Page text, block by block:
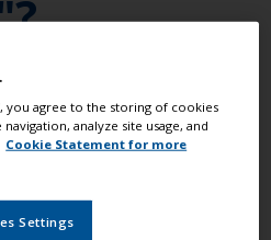
mide la cantidad de agua
comparándolo con la
que puede ser mantenida
Por ejemplo, si la
° C, esto implicaría que el
máximo de vapor de
a 23 ° C. 100% de
you agree to the storing of cookies
analyze site usage, and
Cookie Statement for more
Settings